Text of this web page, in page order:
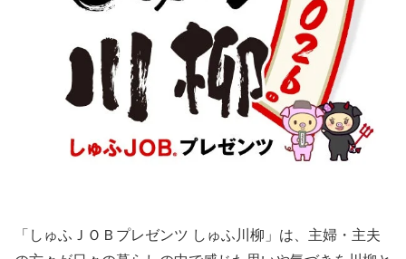
「しゅふＪＯＢプレゼンツ しゅふ川柳」は、主婦・主夫